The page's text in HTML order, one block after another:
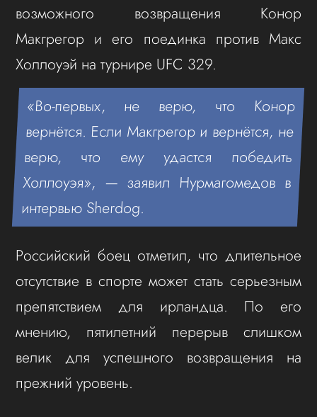
возможного возвращения Конор
Макгрегор и его поединка против Макс
Холлоуэй на турнире UFC 329.
«Во-первых, не верю, что Конор
вернётся. Если Макгрегор и вернётся, не
верю, что ему удастся победить
Холлоуэя», — заявил Нурмагомедов в
интервью Sherdog.
Российский боец отметил, что длительное
отсутствие в спорте может стать серьезным
препятствием для ирландца. По его
мнению, пятилетний перерыв слишком
велик для успешного возвращения на
прежний уровень.